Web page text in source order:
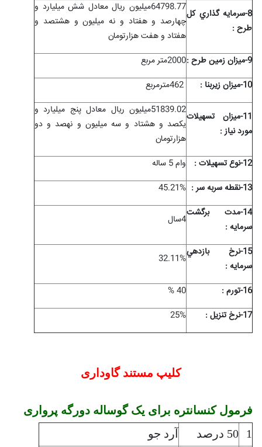
8-سرمايه گذاري کل
طرح :
64798.77میلیون ریال معادل شش میلیارد و
چهارصد و هفتاد و نه میلیون و هشتصد و
هفتاد و هفت هزارتومان
9-ميزان زمين طرح :
2000متر مربع
10-ميزان زیربنا :
462مترمربع
11-ميزان تسهيلات
مورد نياز :
51839.02میلیون ریال معادل پنج میلیارد و
یکصد و هشتاد و سه میلیون و نهصد و دو
هزارتومان
12-نوع تسهيلات :
وام 5 ساله
13-نقطه سربه سر :
45.21%
14-مدت برگشت
سرمايه :
4سال
15-نرخ بازدهي
سرمايه :
32.11%
16-تورم :
40 %
17-نرخ تنزیل :
25%
کلیپ مستند گاوداری
فرمول کنسانتره برای یک گوساله دورگه پرواری
1
50 درصد
آرد جو